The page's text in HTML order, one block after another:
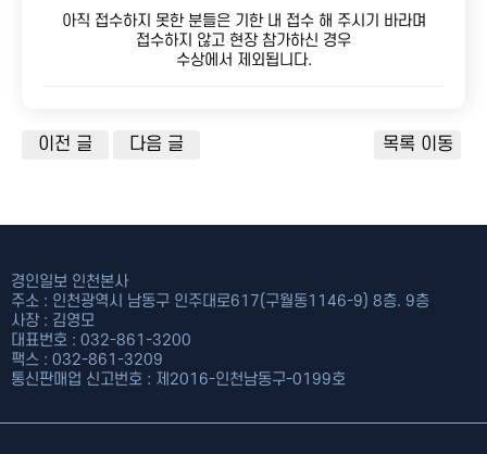
아직 접수하지 못한 분들은 기한 내 접수 해 주시기 바라며
접수하지 않고 현장 참가하신 경우
수상에서 제외됩니다.
이전 글 다음 글 목록 이동
경인일보 인천본사
주소 : 인천광역시 남동구 인주대로617(구월동1146-9) 8층. 9층
사장 : 김영모
대표번호 : 032-861-3200
팩스 : 032-861-3209
통신판매업 신고번호 : 제2016-인천남동구-0199호